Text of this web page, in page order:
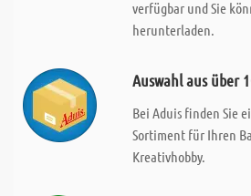
verfügbar und Sie
herunterladen.
Auswahl aus über
Bei Aduis finden Sie
Sortiment für Ihren
Kreativhobby.